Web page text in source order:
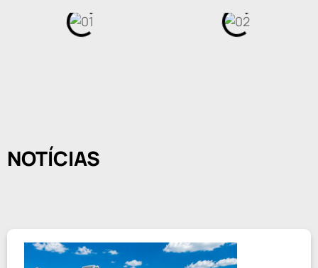
NOTÍCIAS